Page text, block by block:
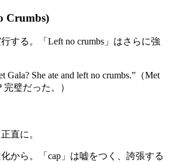
Crumbs)
する。「Left no crumbs」はさらに強
Gala? She ate and left no crumbs.”（Met
璧だった。）
直に。
から。「cap」は嘘をつく、誇張する